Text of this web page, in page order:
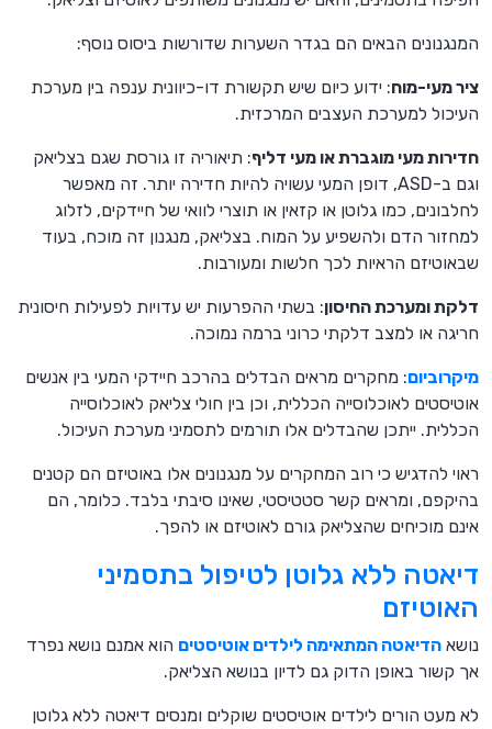
המנגנונים הבאים הם בגדר השערות שדורשות ביסוס נוסף:
ציר מעי-מוח: ידוע כיום שיש תקשורת דו-כיוונית ענפה בין מערכת
העיכול למערכת העצבים המרכזית.
חדירות מעי מוגברת או מעי דליף: תיאוריה זו גורסת שגם בצליאק
וגם ב-ASD, דופן המעי עשויה להיות חדירה יותר. זה מאפשר
לחלבונים, כמו גלוטן או קזאין או תוצרי לוואי של חיידקים, לזלוג
למחזור הדם ולהשפיע על המוח. בצליאק, מנגנון זה מוכח, בעוד
שבאוטיזם הראיות לכך חלשות ומעורבות.
דלקת ומערכת החיסון: בשתי ההפרעות יש עדויות לפעילות חיסונית
חריגה או למצב דלקתי כרוני ברמה נמוכה.
מיקרוביום: מחקרים מראים הבדלים בהרכב חיידקי המעי בין אנשים
אוטיסטים לאוכלוסייה הכללית, וכן בין חולי צליאק לאוכלוסייה
הכללית. ייתכן שהבדלים אלו תורמים לתסמיני מערכת העיכול.
ראוי להדגיש כי רוב המחקרים על מנגנונים אלו באוטיזם הם קטנים
בהיקפם, ומראים קשר סטטיסטי, שאינו סיבתי בלבד. כלומר, הם
אינם מוכיחים שהצליאק גורם לאוטיזם או להפך.
דיאטה ללא גלוטן לטיפול בתסמיני
האוטיזם
נושא הדיאטה המתאימה לילדים אוטיסטים הוא אמנם נושא נפרד
אך קשור באופן הדוק גם לדיון בנושא הצליאק.
לא מעט הורים לילדים אוטיסטים שוקלים ומנסים דיאטה ללא גלוטן